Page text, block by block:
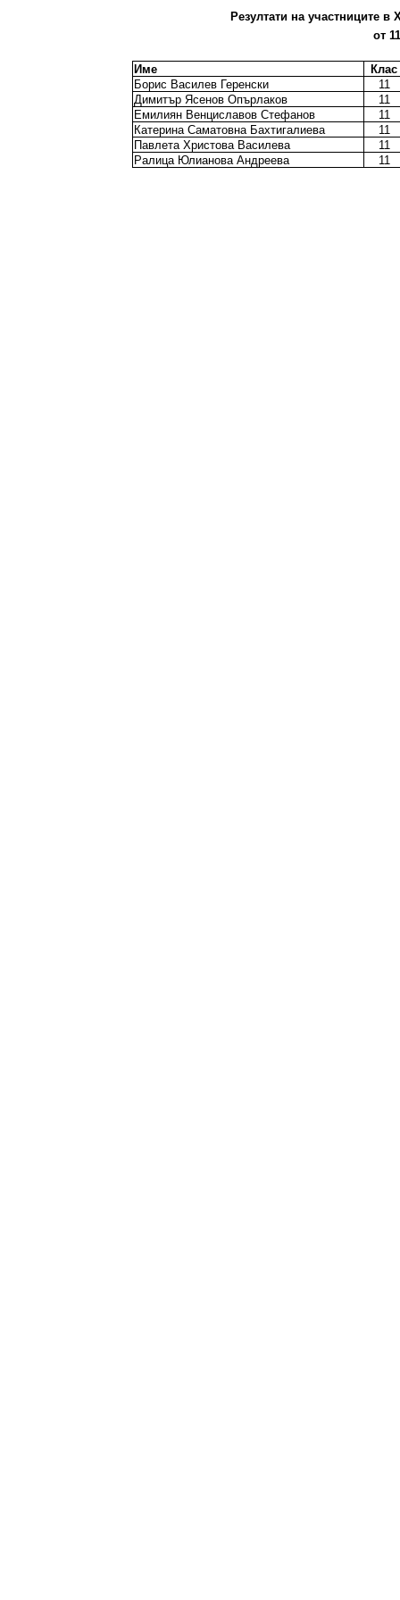
Резултати на участниците
от
Име
Клас
Борис Василев Геренски
11
Димитър Ясенов Опърлаков
11
Емилиян Венциславов Стефанов
11
Катерина Саматовна Бахтигалиева
11
Павлета Христова Василева
11
Ралица Юлианова Андреева
11